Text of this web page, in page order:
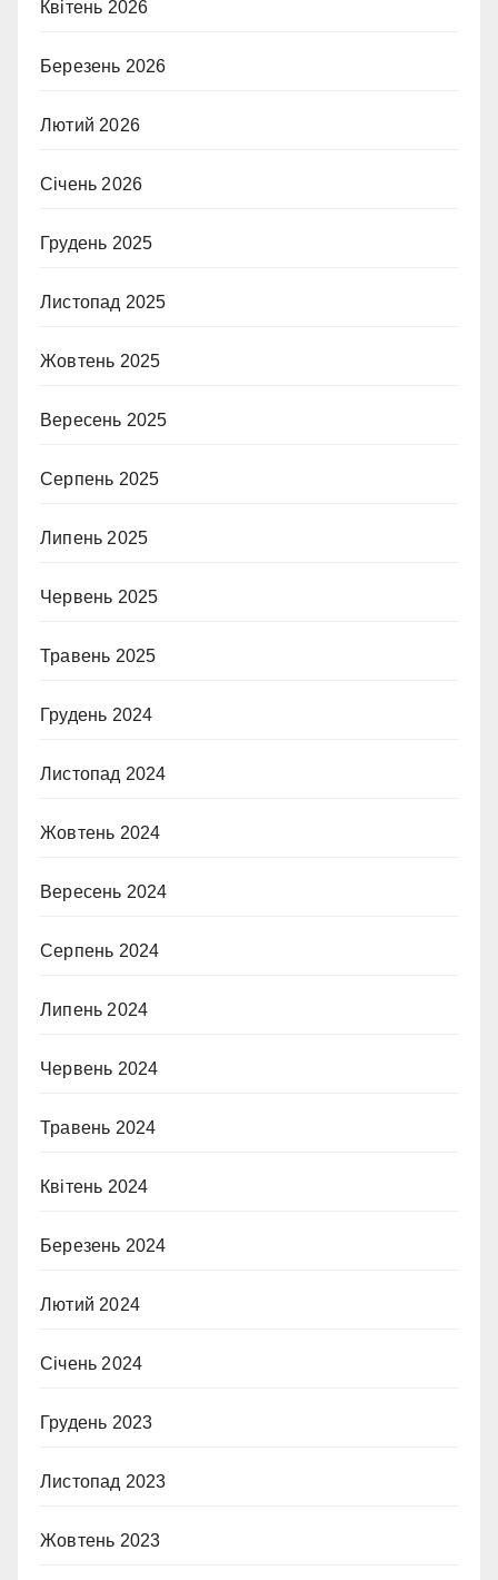
Квітень 2026
Березень 2026
Лютий 2026
Січень 2026
Грудень 2025
Листопад 2025
Жовтень 2025
Вересень 2025
Серпень 2025
Липень 2025
Червень 2025
Травень 2025
Грудень 2024
Листопад 2024
Жовтень 2024
Вересень 2024
Серпень 2024
Липень 2024
Червень 2024
Травень 2024
Квітень 2024
Березень 2024
Лютий 2024
Січень 2024
Грудень 2023
Листопад 2023
Жовтень 2023